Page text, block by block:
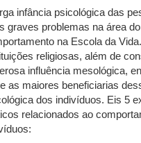
infância psicológica das
graves problemas na área do
na Escola da
religiosas, além de
influência mesológica,
as maiores beneficiarias
dos indivíduos. Eis 5
relacionados ao